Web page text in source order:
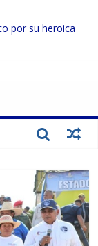
por su heroica
privado para
del SEN
fortalecer el SEN